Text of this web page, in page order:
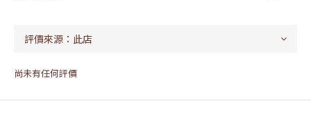
尚未有任何評價